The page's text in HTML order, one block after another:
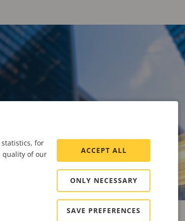
for
quality of our
ACCEPT ALL
ONLY NECESSARY
SAVE PREFERENCES